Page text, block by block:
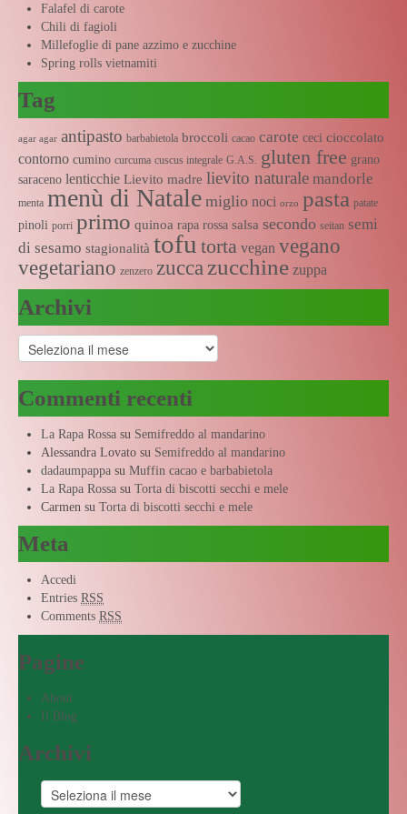
Falafel di carote
Chili di fagioli
Millefoglie di pane azzimo e zucchine
Spring rolls vietnamiti
Tag
agar agar antipasto barbabietola broccoli cacao carote ceci cioccolato
contorno cumino curcuma cuscus integrale G.A.S. gluten free grano
saraceno lenticchie Lievito madre lievito naturale mandorle
menta menù di Natale miglio noci orzo pasta patate
pinoli porri primo quinoa rapa rossa salsa secondo seitan semi
di sesamo stagionalità tofu torta vegan vegano
vegetariano zenzero zucca zucchine zuppa
Archivi
Archivi
Commenti recenti
La Rapa Rossa su Semifreddo al mandarino
Alessandra Lovato su Semifreddo al mandarino
dadaumpappa su Muffin cacao e barbabietola
La Rapa Rossa su Torta di biscotti secchi e mele
Carmen su Torta di biscotti secchi e mele
Meta
Accedi
Entries RSS
Comments RSS
Pagine
About
Il Blog
Archivi